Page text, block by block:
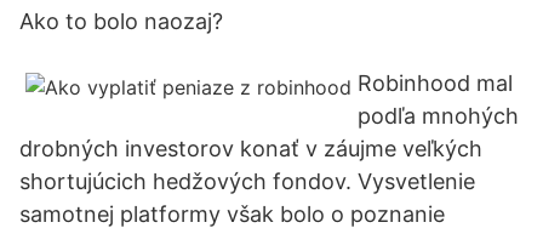
Ako to bolo naozaj?
Robinhood mal
podľa mnohých
drobných investorov konať v záujme veľkých
shortujúcich hedžových fondov. Vysvetlenie
samotnej platformy však bolo o poznanie